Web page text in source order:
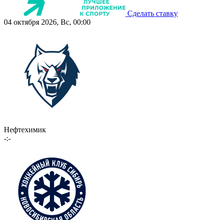
Сделать ставку
04 октября 2026, Вс, 00:00
Нефтехимик
-:-